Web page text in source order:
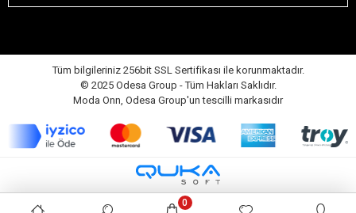
Tüm bilgileriniz 256bit SSL Sertifikası ile korunmaktadır.
© 2025 Odesa Group - Tüm Hakları Saklıdır.
Moda Onn, Odesa Group'un tescilli markasıdır
0